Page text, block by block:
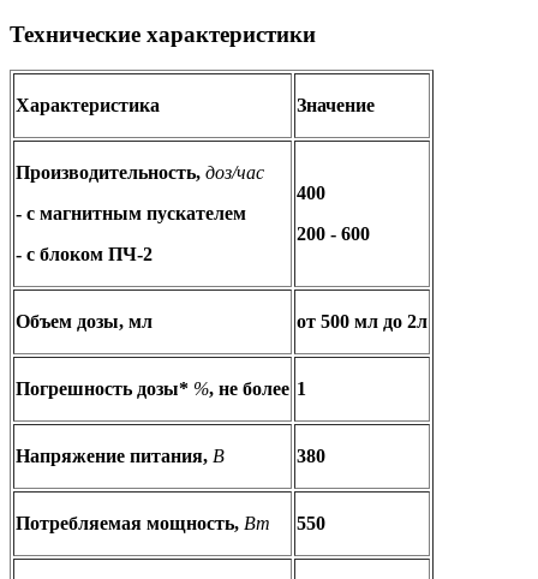
Технические характеристики
Характеристика Значение
Производительность, доз/час
- с магнитным пускателем
- с блоком ПЧ-2
400
200 - 600
Объем дозы, мл от 500 мл до 2л
Погрешность дозы* %, не более 1
Напряжение питания, В 380
Потребляемая мощность, Вт 550